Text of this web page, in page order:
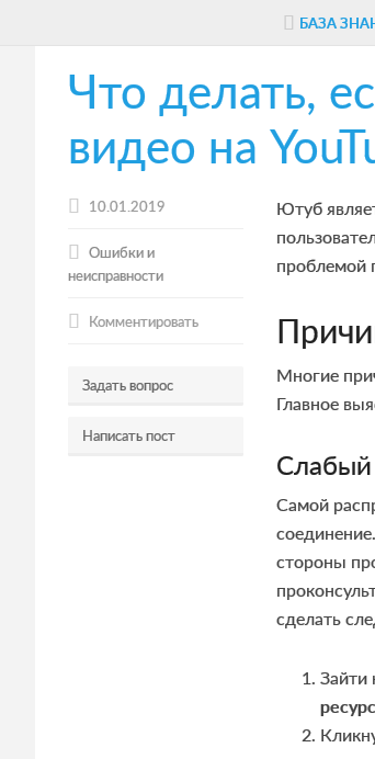
БАЗА
Что делать,
видео на
10.01.2019
Ошибки и
неисправности
Комментировать
Задать вопрос
Написать пост
Ютуб
проблемой
Многие
Главное
Самой
стороны
сделать
Зайти
ресурс